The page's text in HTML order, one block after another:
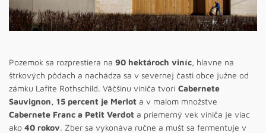
Pozemok sa rozprestiera na 90 hektároch viníc, hlavne na
štrkových pôdach a nachádza sa v severnej časti obce južne od
zámku Lafite Rothschild. Väčšinu viniča tvorí Cabernete
Sauvignon, 15 percent je Merlot a v malom množstve
Cabernete Franc a Petit Verdot a priemerný vek viniča je viac
ako 40 rokov. Zber sa vykonáva ručne a mušt sa fermentuje v